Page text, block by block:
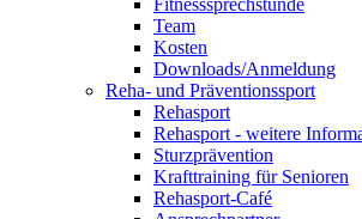
Fitnesssprechstunde
Team
Kosten
Downloads/Anmeldung
Reha- und Präventionssport
Rehasport
Rehasport - weitere
Sturzprävention
Krafttraining für Senioren
Rehasport-Café